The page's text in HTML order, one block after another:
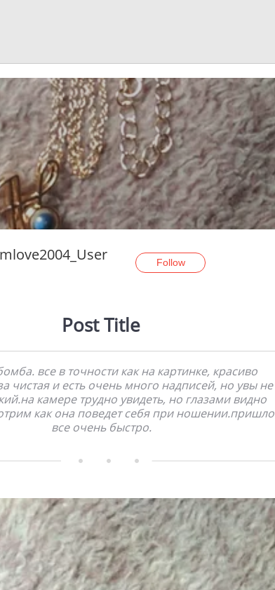
Follow
Post Title
все в точности как на картинке, красиво
чистая и есть очень много надписей, но увы не
камере трудно увидеть, но глазами видно
как она поведет себя при ношении.пришло
все очень быстро.